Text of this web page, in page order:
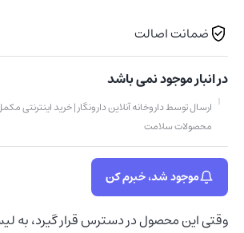
ضمانت اصالت
در انبار موجود نمی باشد
ارسال توسط داروخانه آنلاین دارونگار | خرید اینترنتی
محصولات سلامت
موجود شد، خبرم کن
وقتی این محصول در دسترس قرار گیرد، به